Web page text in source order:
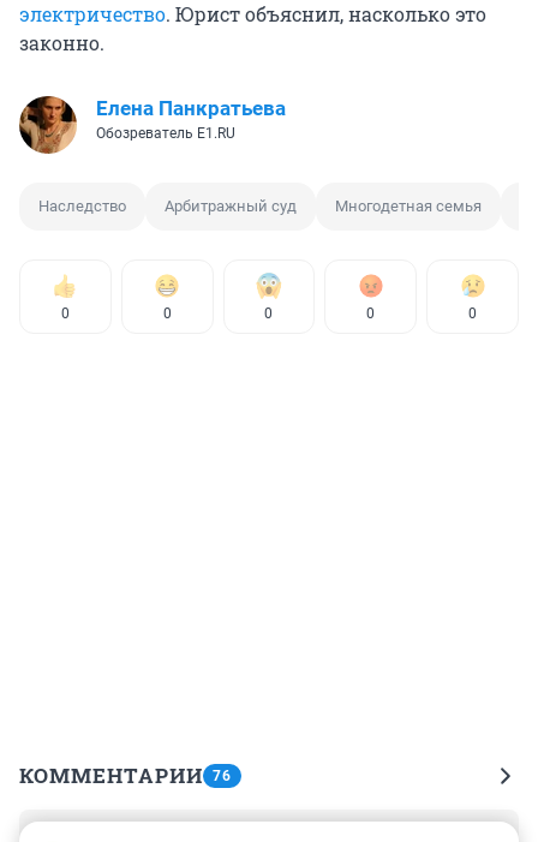
электричество. Юрист объяснил, насколько это
законно.
Елена Панкратьева
Обозреватель E1.RU
Наследство Арбитражный суд Многодетная семья
0 0 0 0 0
КОММЕНТАРИИ 76